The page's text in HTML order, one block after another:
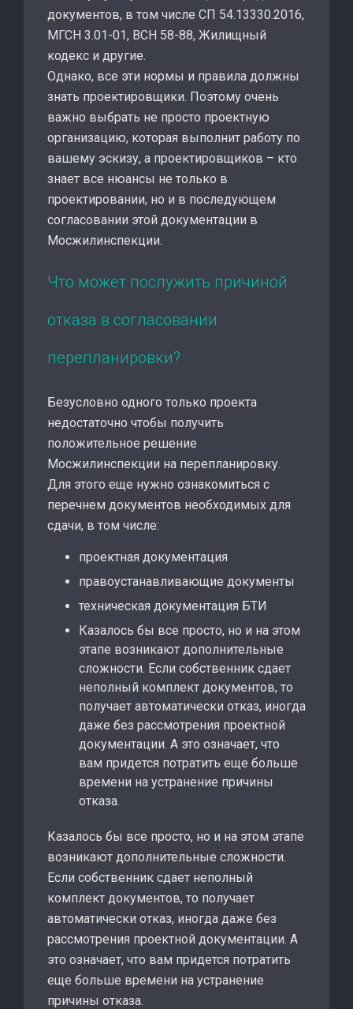
документов, в том числе СП 54.13330.2016,
МГСН 3.01-01, ВСН 58-88, Жилищный
кодекс и другие.
Однако, все эти нормы и правила должны
знать проектировщики. Поэтому очень
важно выбрать не просто проектную
организацию, которая выполнит работу по
вашему эскизу, а проектировщиков – кто
знает все нюансы не только в
проектировании, но и в последующем
согласовании этой документации в
Мосжилинспекции.
Что может послужить причиной
отказа в согласовании
перепланировки?
Безусловно одного только проекта
недостаточно чтобы получить
положительное решение
Мосжилинспекции на перепланировку.
Для этого еще нужно ознакомиться с
перечнем документов необходимых для
сдачи, в том числе:
проектная документация
правоустанавливающие документы
техническая документация БТИ
Казалось бы все просто, но и на этом
этапе возникают дополнительные
сложности. Если собственник сдает
неполный комплект документов, то
получает автоматически отказ, иногда
даже без рассмотрения проектной
документации. А это означает, что
вам придется потратить еще больше
времени на устранение причины
отказа.
Казалось бы все просто, но и на этом этапе
возникают дополнительные сложности.
Если собственник сдает неполный
комплект документов, то получает
автоматически отказ, иногда даже без
рассмотрения проектной документации. А
это означает, что вам придется потратить
еще больше времени на устранение
причины отказа.